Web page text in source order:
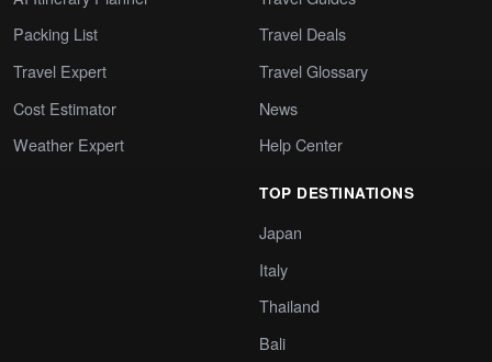
Packing List
Travel Expert
Cost Estimator
Weather Expert
Travel Deals
Travel Glossary
News
Help Center
TOP DESTINATIONS
Japan
Italy
Thailand
Bali